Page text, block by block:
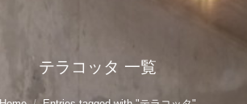
テラコッタ 一覧